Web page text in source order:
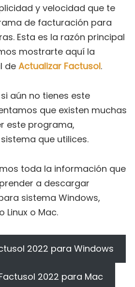
y velocidad que te
de facturación para
Esta es la razón principal
mostrarte aquí la
de Actualizar Factusol.
aún no tienes este
que existen muchas
este programa,
que utilices.
toda la información que
a descargar
sistema Windows,
Linux o Mac.
2022 para Windows
2022 para Mac